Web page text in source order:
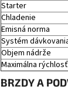
Starter
Chladenie
Emisná norma
Systém
Objem nádrže
Maximálna rýchlosť
BRZDY A